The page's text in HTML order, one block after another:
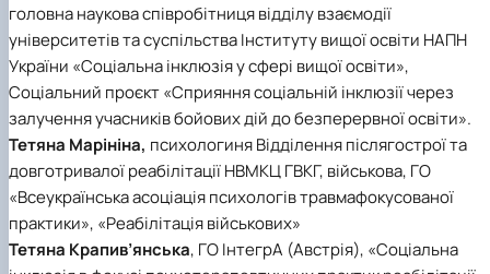
головна наукова співробітниця відділу взаємодії
університетів та суспільства Інституту вищої освіти НАПН
України «Соціальна інклюзія у сфері вищої освіти»,
Соціальний проєкт «Сприяння соціальній інклюзії через
залучення учасників бойових дій до безперервної освіти».
Тетяна Марініна, психологиня Відділення післягострої та
довготривалої реабілітації НВМКЦ ГВКГ, військова, ГО
«Всеукраїнська асоціація психологів травмафокусованої
практики», «Реабілітація військових»
Тетяна Крапив’янська, ГО ІнтегрА (Австрія), «Соціальна